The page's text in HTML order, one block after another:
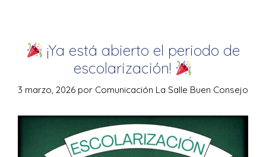
¡Ya está abierto el periodo de
escolarización!
3 marzo, 2026 por Comunicación La Salle Buen Consejo